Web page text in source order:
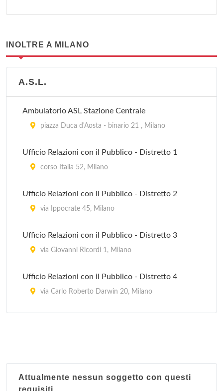
INOLTRE A MILANO
A.S.L.
Ambulatorio ASL Stazione Centrale
piazza Duca d'Aosta - binario 21 , Milano
Ufficio Relazioni con il Pubblico - Distretto 1
corso Italia 52, Milano
Ufficio Relazioni con il Pubblico - Distretto 2
via Ippocrate 45, Milano
Ufficio Relazioni con il Pubblico - Distretto 3
via Giovanni Ricordi 1, Milano
Ufficio Relazioni con il Pubblico - Distretto 4
via Carlo Roberto Darwin 20, Milano
Attualmente nessun soggetto con questi
requisiti